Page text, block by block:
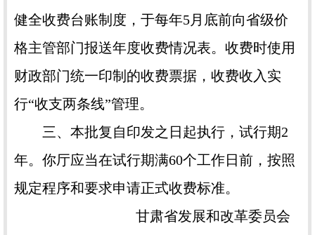
健全收费台账制度，于每年5月底前向省级价
格主管部门报送年度收费情况表。收费时使用
财政部门统一印制的收费票据，收费收入实
行“收支两条线”管理。
三、本批复自印发之日起执行，试行期2
年。你厅应当在试行期满60个工作日前，按照
规定程序和要求申请正式收费标准。
甘肃省发展和改革委员会